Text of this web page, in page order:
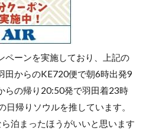
ペーンを実施しており、上記の
からのKE720便で朝6時出発9
らの帰り20:50発で羽田着23時
日帰りソウルを推しています。
泊まったほうがいいと思います